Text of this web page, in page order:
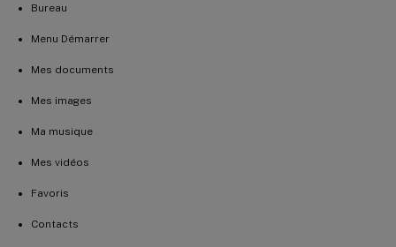
Bureau
Menu Démarrer
Mes documents
Mes images
Ma musique
Mes vidéos
Favoris
Contacts